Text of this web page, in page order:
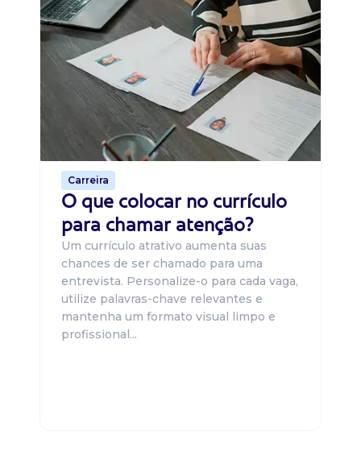
Carreira
O que colocar no currículo
para chamar atenção?
Um currículo atrativo aumenta suas
chances de ser chamado para uma
entrevista. Personalize-o para cada vaga,
utilize palavras-chave relevantes e
mantenha um formato visual limpo e
profissional...